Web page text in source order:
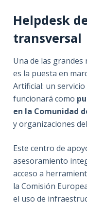
Helpdesk
transversal
Una de las grandes
es la puesta en
Artificial: un
funcionará como
en la Comunidad
y organizaciones
Este centro de
asesoramiento
acceso a
la Comisión
el uso de